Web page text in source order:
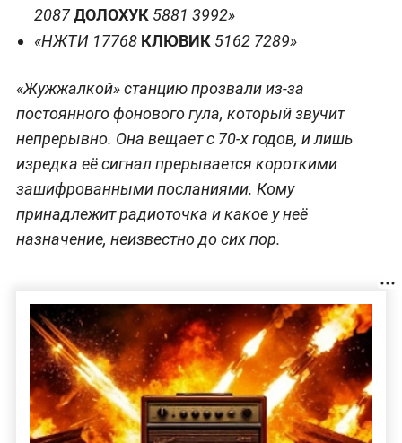
2087ДОЛОХУК 5881 3992»
«НЖТИ 17768 КЛЮВИК 5162 7289»
«Жужжалкой» станцию прозвали из-за
постоянного фонового гула, который звучит
непрерывно. Она вещает с 70-х годов, и лишь
изредка её сигнал прерывается короткими
зашифрованными посланиями. Кому
принадлежит радиоточка и какое у неё
назначение, неизвестно до сих пор.